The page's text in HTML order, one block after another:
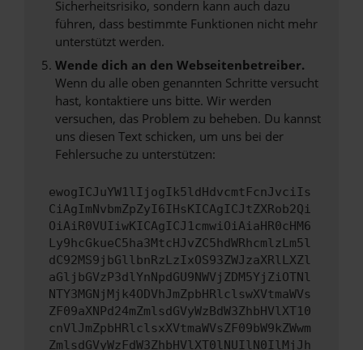
Sicherheitsrisiko, sondern kann auch dazu
führen, dass bestimmte Funktionen nicht mehr
unterstützt werden.
Wende dich an den Webseitenbetreiber.
Wenn du alle oben genannten Schritte versucht
hast, kontaktiere uns bitte. Wir werden
versuchen, das Problem zu beheben. Du kannst
uns diesen Text schicken, um uns bei der
Fehlersuche zu unterstützen:
ewogICJuYW1lIjogIk5ldHdvcmtFcnJvciIs
CiAgImNvbmZpZyI6IHsKICAgICJtZXRob2Qi
OiAiR0VUIiwKICAgICJ1cmwiOiAiaHR0cHM6
Ly9hcGkueC5ha3MtcHJvZC5hdWRhcmlzLm5l
dC92MS9jbGllbnRzLzIxOS93ZWJzaXRlLXZl
aGljbGVzP3dlYnNpdGU9NWVjZDM5YjZiOTNl
NTY3MGNjMjk4ODVhJmZpbHRlclswXVtmaWVs
ZF09aXNPd24mZmlsdGVyWzBdW3ZhbHVlXT10
cnVlJmZpbHRlclsxXVtmaWVsZF09bW9kZWwm
ZmlsdGVyWzFdW3ZhbHVlXT0lNUIlN0IlMjJh